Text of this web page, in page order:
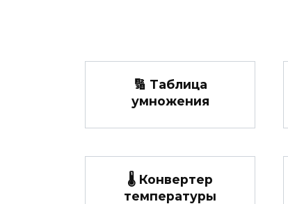
🔢 Таблица
умножения
🌡️ Конвертер
температуры